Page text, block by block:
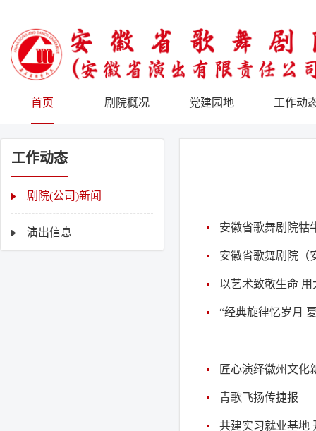
首页 剧院概况 党建园地 工作动
工作动态
剧院(公司)新闻
演出信息 安徽省歌舞剧院牯
安徽省歌舞剧院（
以艺术致敬生命
“经典旋律忆岁月
匠心演绎徽州文
青歌飞扬传捷报